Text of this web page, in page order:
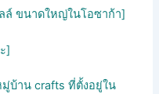
ล์ ขนาดใหญ่ในโอซาก้า]
]
มู่บ้าน crafts ที่ตั้งอยู่ใน